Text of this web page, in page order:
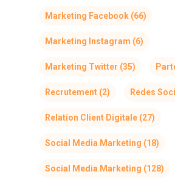
Marketing Facebook (66)
Marketing Instagram (6)
Marketing Twitter (35)
Recrutement (2) Redes
Relation Client Digitale (27)
Social Media Marketing (18)
Social Media Marketing (128)